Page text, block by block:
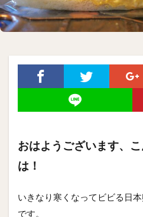
おはようございます、
は！
いきなり寒くなってビビる日
です。